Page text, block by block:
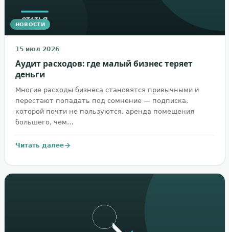
НОВОСТИ
15 июл 2026
Аудит расходов: где малый бизнес теряет
деньги
Многие расходы бизнеса становятся привычными и
перестают попадать под сомнение — подписка,
которой почти не пользуются, аренда помещения
большего, чем…
Читать далее